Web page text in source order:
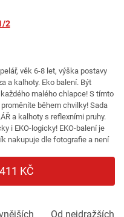
2
věk 6-8 let, výška postavy
a kalhoty. Eko balení. Být
malého chlapce! S tímto
během chvilky! Sada
a kalhoty s reflexními pruhy.
i EKO-logicky! EKO-balení je
nakupuje dle fotografie a není
KČ
Od nejdražších